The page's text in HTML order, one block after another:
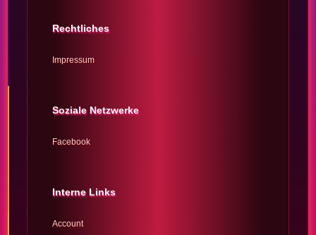
Rechtliches
Impressum
Soziale Netzwerke
Facebook
Interne Links
Account